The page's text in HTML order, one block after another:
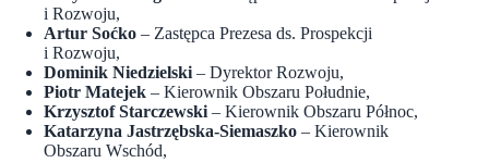
i Rozwoju,
Artur Soćko – Zastępca Prezesa ds. Prospekcji
i Rozwoju,
Dominik Niedzielski – Dyrektor Rozwoju,
Piotr Matejek – Kierownik Obszaru Południe,
Krzysztof Starczewski – Kierownik Obszaru Północ,
Katarzyna Jastrzębska-Siemaszko – Kierownik
Obszaru Wschód,